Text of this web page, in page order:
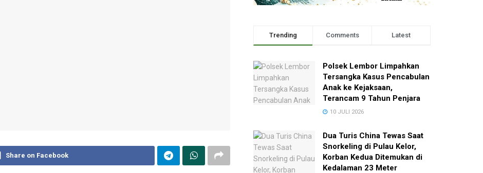
Share on Facebook
Trending Comments Latest
Polsek Lembor Limpahkan
Tersangka Kasus Pencabulan
Anak ke Kejaksaan,
Terancam 9 Tahun Penjara
10 JULI 2026
Dua Turis China Tewas Saat
Snorkeling di Pulau Kelor,
Korban Kedua Ditemukan di
Kedalaman 23 Meter